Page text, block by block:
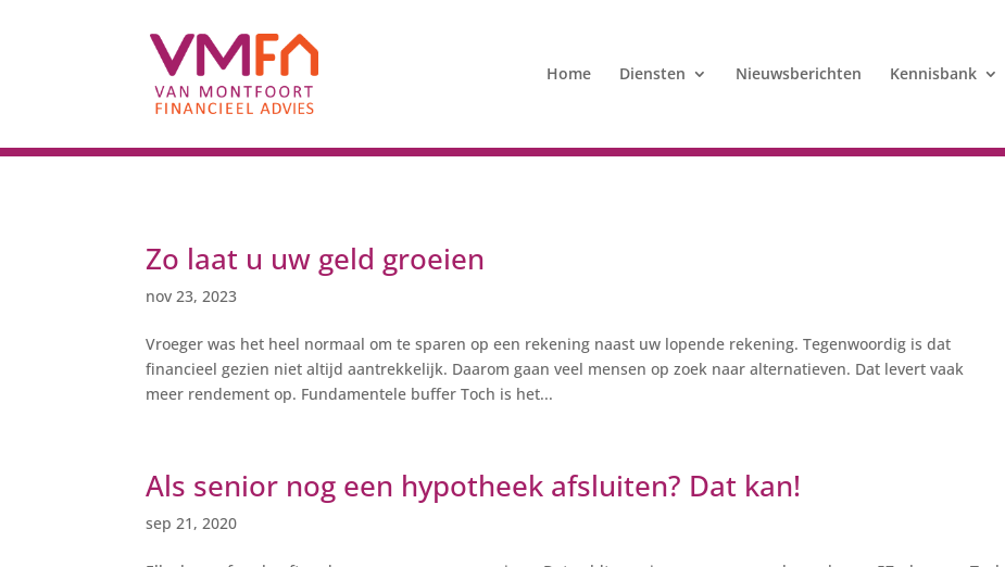
Home Diensten Nieuwsberichten Kennisbank
Zo laat u uw geld groeien
nov 23, 2023
Vroeger was het heel normaal om te sparen op een rekening naast uw lopende rekening. Tegenwoordig is dat
financieel gezien niet altijd aantrekkelijk. Daarom gaan veel mensen op zoek naar alternatieven. Dat levert vaak
meer rendement op. Fundamentele buffer Toch is het...
Als senior nog een hypotheek afsluiten? Dat kan!
sep 21, 2020